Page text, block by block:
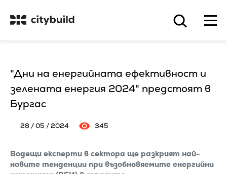
"Дни на енергийната ефективност и
зелената енергия 2024" предстоят в
Бургас
28 / 05 / 2024 345
Водещи експерти в сектора ще разкрият най-
новите тенденции при възобновяемите енергийни